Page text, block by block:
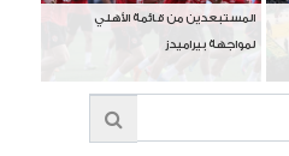
المستبعدين من قائمة الأهلي
لمواجهة بيراميدز